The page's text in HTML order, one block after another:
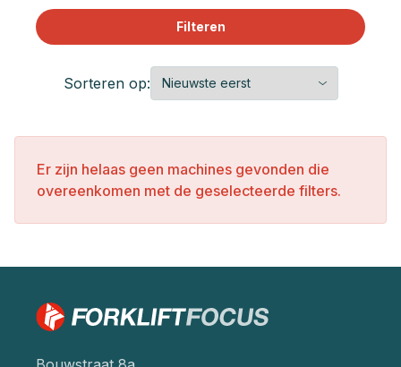
Filteren
Sorteren op:
Er zijn helaas geen machines gevonden die
overeenkomen met de geselecteerde filters.